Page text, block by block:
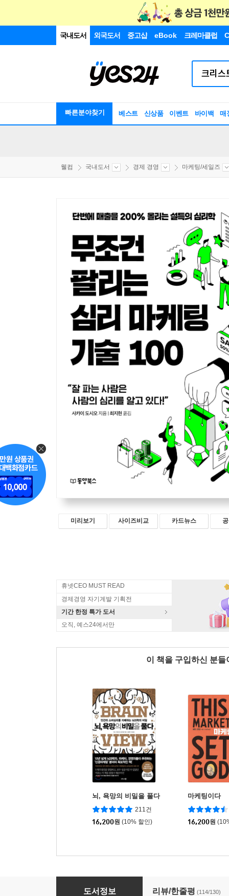
국내도서 외국도서 중고샵 eBook 크레마클럽
빠른분야찾기 베스트 신상품 이벤트 바이백 매
웰컴 국내도서 경제 경영 마케팅/세일즈
미리보기 사이즈비교 카드뉴스
휴넷CEO MUST READ
경제경영 자기계발 기획전
기간 한정 특가 도서
오직, 예스24에서만
이 책을 구입하신 분
뇌, 욕망의 비밀을 풀다
211건
16,200원 (10% 할인)
마케팅이다
16,200원
무조건 팔리는 심리 마케팅 기술 100
도서정보 리뷰/한줄평 (114/130)